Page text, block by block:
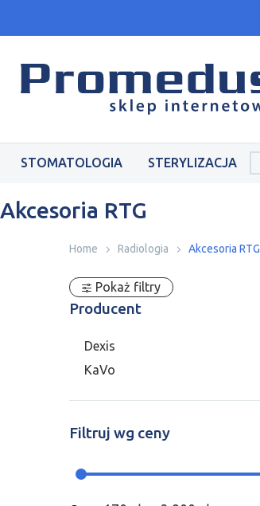
STOMATOLOGIA STERYLIZACJA
Akcesoria RTG
Home Radiologia Akcesoria RTG
Pokaż filtry
Producent
Dexis
KaVo
Filtruj wg ceny